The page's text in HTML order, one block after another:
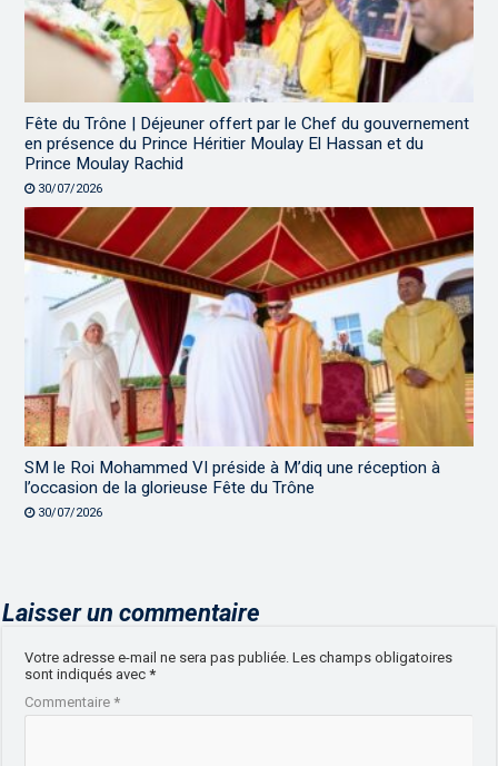
Fête du Trône | Déjeuner offert par le Chef du gouvernement
en présence du Prince Héritier Moulay El Hassan et du
Prince Moulay Rachid
30/07/2026
SM le Roi Mohammed VI préside à M’diq une réception à
l’occasion de la glorieuse Fête du Trône
30/07/2026
Laisser un commentaire
Votre adresse e-mail ne sera pas publiée. Les champs obligatoires
sont indiqués avec*
Commentaire*